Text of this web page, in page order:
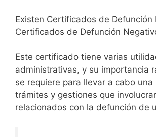
Existen Certificados de Defunción
Certificados de Defunción
Este certificado tiene varias
administrativas, y su importancia
se requiere para llevar a cabo una
trámites y gestiones que
relacionados con la defunción de